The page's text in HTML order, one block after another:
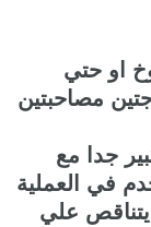
او حتي
مصاحبتين
جدا مع
في العملية
كجم/سم2 ثم يتناقص علي